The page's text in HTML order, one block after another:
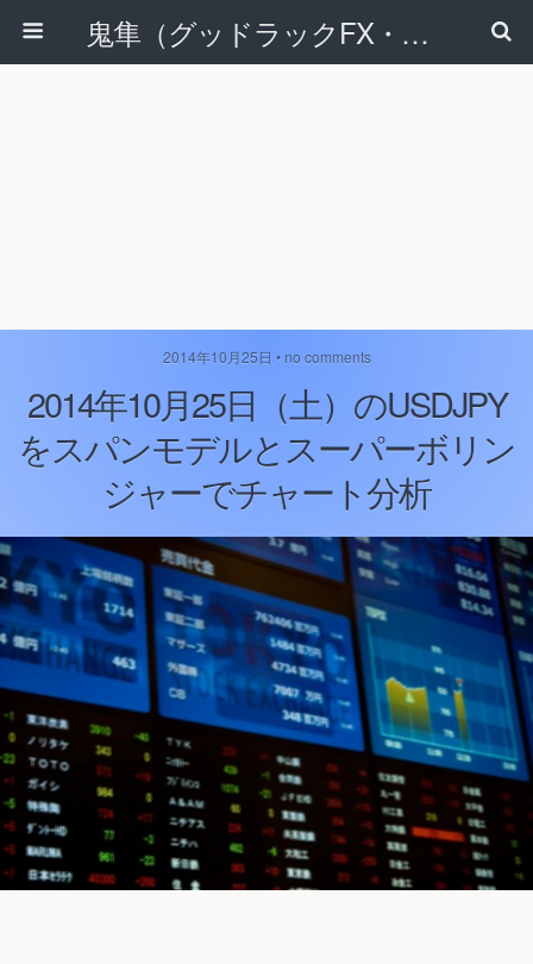
鬼隼（グッドラックFX・改）
2014年10月25日 • no comments
2014年10月25日（土）のUSDJPY
をスパンモデルとスーパーボリン
ジャーでチャート分析